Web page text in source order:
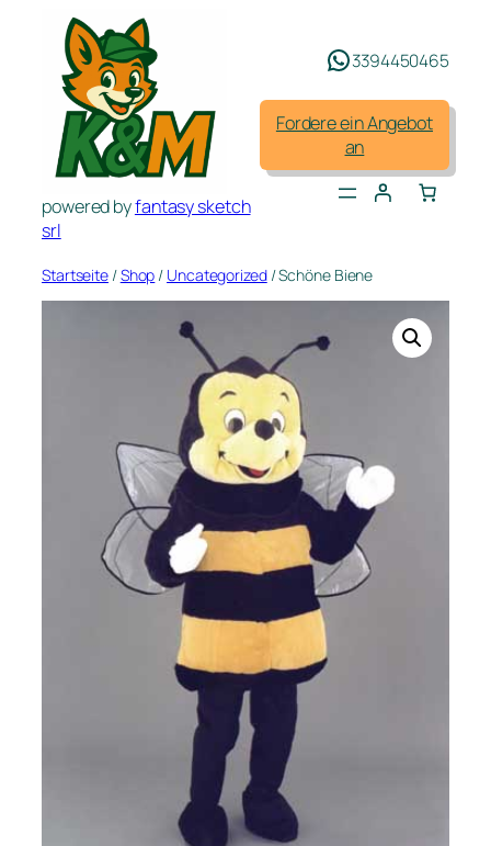
springen
powered byfantasy sketch
srl
3394450465
Fordere ein Angebot
an
Startseite /Shop / Uncategorized/ Schöne Biene